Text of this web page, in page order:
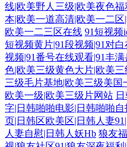
线|欧美野人三级|欧美夜色
本|欧美一道高清|欧美一二
欧美一二三区在线 91短视频
短视频黄片|91段视频|91对
视频|91番号在线观看|91丰
色|欧美三级黄色大片|欧美
三级毛片基地|欧美三级美国
欧美一级|欧美三级片网站
字|日韩啪啪电影|日韩啪啪
页|日韩区欧美区|日韩人妻
人妻自慰|日韩人妖Hb 狼友